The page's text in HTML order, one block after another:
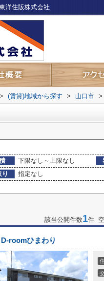
洋住販株式会社
> (賃貸)地域から探す > 山口市 >
下限なし～上限なし
り
指定なし
該当公開件数1件
D-roomひまわり